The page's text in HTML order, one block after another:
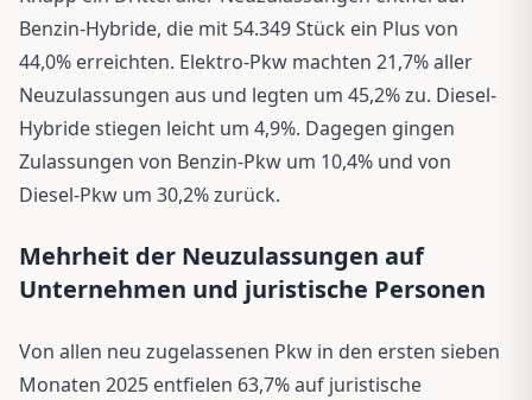
Benzin-Hybride, die mit 54.349 Stück ein Plus von
44,0% erreichten. Elektro-Pkw machten 21,7% aller
Neuzulassungen aus und legten um 45,2% zu. Diesel-
Hybride stiegen leicht um 4,9%. Dagegen gingen
Zulassungen von Benzin-Pkw um 10,4% und von
Diesel-Pkw um 30,2% zurück.
Mehrheit der Neuzulassungen auf
Unternehmen und juristische Personen
Von allen neu zugelassenen Pkw in den ersten sieben
Monaten 2025 entfielen 63,7% auf juristische